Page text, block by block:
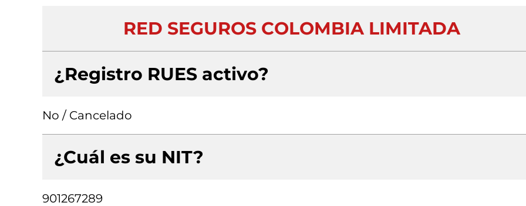
RED SEGUROS COLOMBIA LIMITADA
¿Registro RUES activo?
No / Cancelado
¿Cuál es su NIT?
901267289